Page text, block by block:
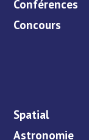
Conférences
Concours
Spatial
Astronomie